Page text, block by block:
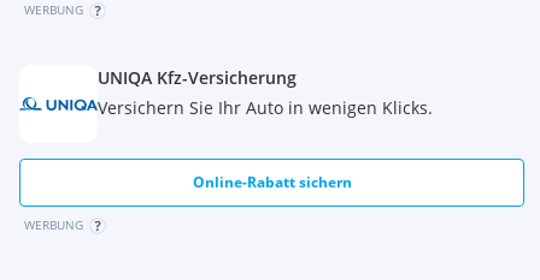
WERBUNG
UNIQA Kfz-Versicherung
Versichern Sie Ihr Auto in wenigen Klicks.
Online-Rabatt sichern
WERBUNG